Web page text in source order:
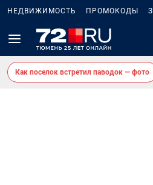
НЕДВИЖИМОСТЬ ПРОМОКОДЫ
Как поселок встретил паводок — фото